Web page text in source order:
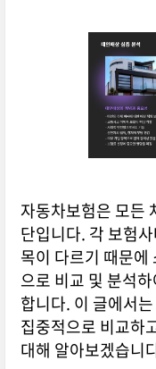
자동차보험은 모든
단입니다. 각 보험
목이 다르기 때문
으로 비교 및 분석
합니다. 이 글에서
집중적으로 비교하
대해 알아보겠습니